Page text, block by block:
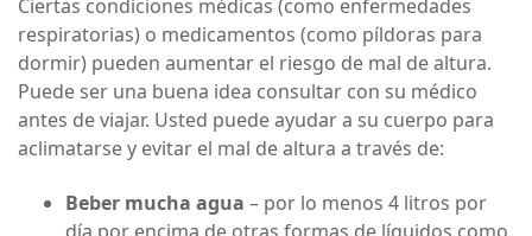
Ciertas condiciones médicas (como enfermedades
respiratorias) o medicamentos (como píldoras para
dormir) pueden aumentar el riesgo de mal de altura.
Puede ser una buena idea consultar con su médico
antes de viajar. Usted puede ayudar a su cuerpo para
aclimatarse y evitar el mal de altura a través de:
Beber mucha agua – por lo menos 4 litros por